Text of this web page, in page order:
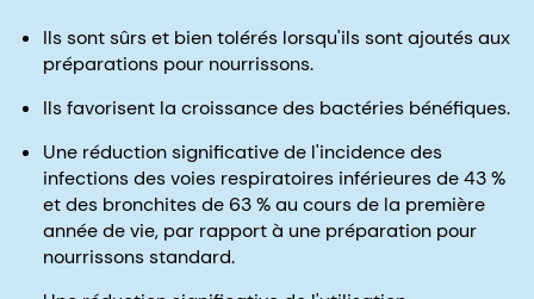
Ils sont sûrs et bien tolérés lorsqu'ils sont ajoutés aux
préparations pour nourrissons.
Ils favorisent la croissance des bactéries bénéfiques.
Une réduction significative de l'incidence des
infections des voies respiratoires inférieures de 43 %
et des bronchites de 63 % au cours de la première
année de vie, par rapport à une préparation pour
nourrissons standard.